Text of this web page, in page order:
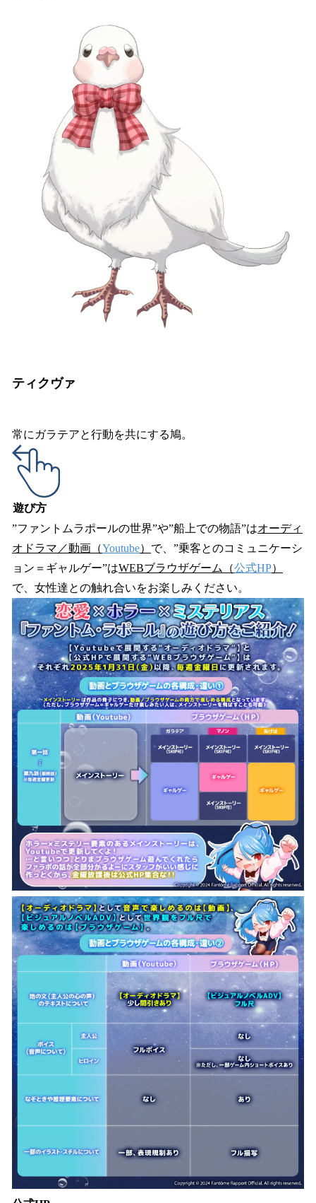
ティクヴァ
常にガラテアと行動を共にする鳩。
遊び方
”ファントムラポールの世界”や”船上での物語”はオーディ
オドラマ／動画（Youtube） で、”乗客とのコミュニケーシ
ョン＝ギャルゲー”はWEBブラウザゲーム（公式HP）
で、女性達との触れ合いをお楽しみください。